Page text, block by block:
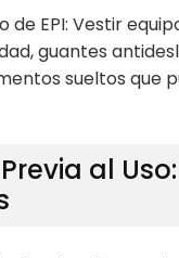
de EPI: Vestir
guantes
sueltos que
al